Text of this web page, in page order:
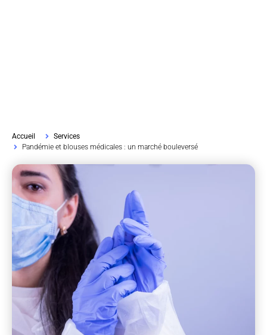
Accueil
Services
Pandémie et blouses médicales : un marché bouleversé